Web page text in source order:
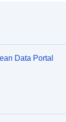
Data Portal